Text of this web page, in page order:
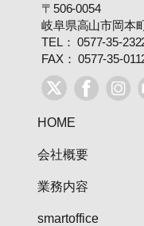
〒506-0054
岐阜県高山市岡本
TEL： 0577-35-
FAX： 0577-35-
HOME
会社概要
業務内容
smartoffice